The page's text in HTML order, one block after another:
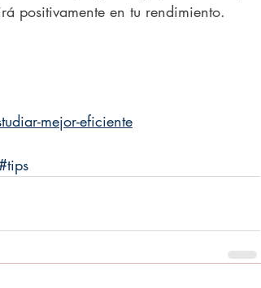
positivamente en tu rendimiento.
mejor-eficiente